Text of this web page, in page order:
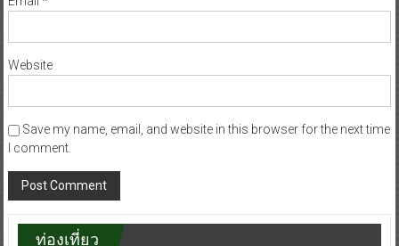
Website
Save my name, email, and website in this browser for the next time
I comment.
ท่องเที่ยว